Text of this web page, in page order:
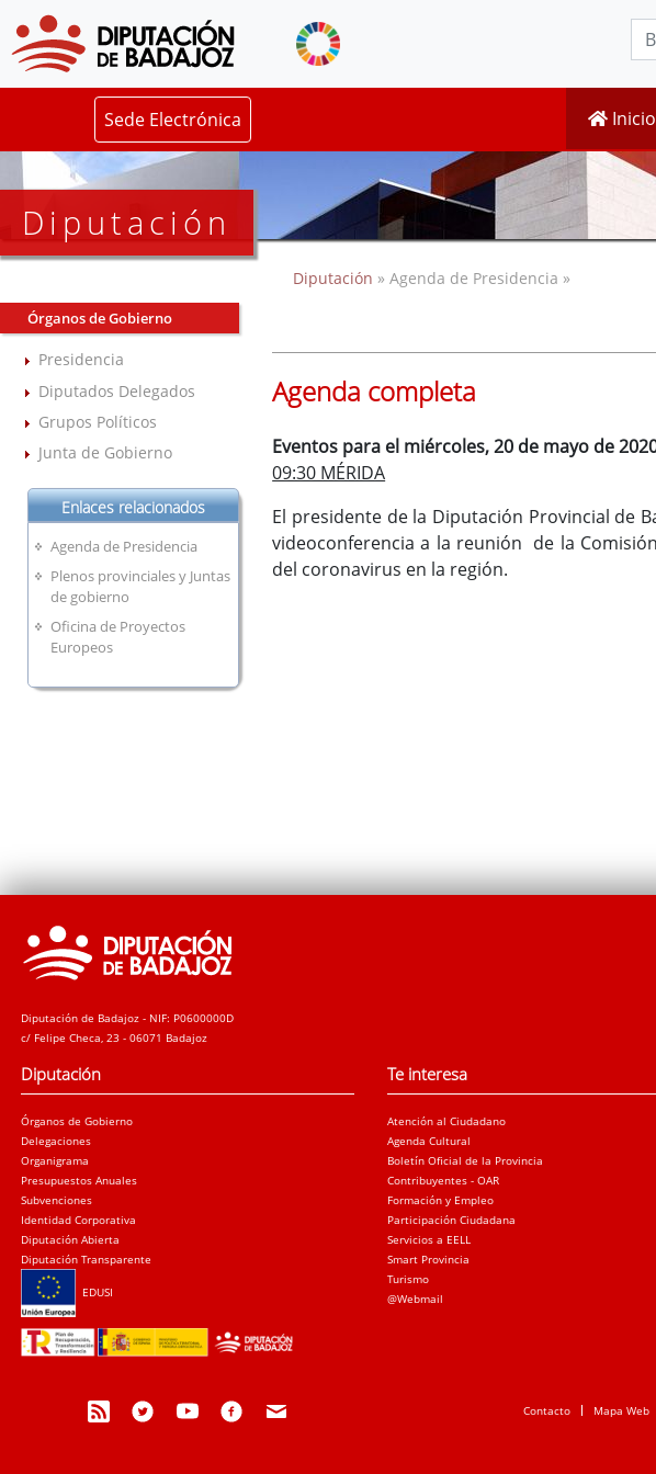
Sede Electrónica Inicio
Diputación
Órganos de Gobierno
Presidencia
Diputados Delegados
Grupos Políticos
Junta de Gobierno
Enlaces relacionados
Agenda de Presidencia
Plenos provinciales y Juntas
de gobierno
Oficina de Proyectos
Europeos
Diputación » Agenda de Presidencia »
Agenda completa
Eventos para el miércoles, 20 de mayo de
09:30 MÉRIDA
El presidente de la Diputación Provincial de
videoconferencia a la reunión de la
del coronavirus en la región.
Diputación de Badajoz - NIF: P0600000D
c/ Felipe Checa, 23 - 06071 Badajoz
Diputación
Órganos de Gobierno
Delegaciones
Organigrama
Presupuestos Anuales
Subvenciones
Identidad Corporativa
Diputación Abierta
Diputación Transparente
EDUSI
Te interesa
Atención al Ciudadano
Agenda Cultural
Boletín Oficial de la Provincia
Contribuyentes - OAR
Formación y Empleo
Participación Ciudadana
Servicios a EELL
Smart Provincia
Turismo
@Webmail
Contacto Mapa Web